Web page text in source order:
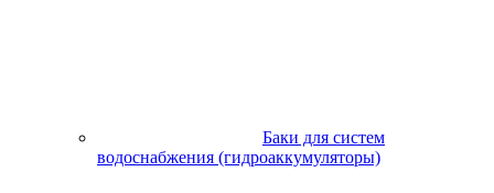
Баки для систем
водоснабжения (гидроаккумуляторы)